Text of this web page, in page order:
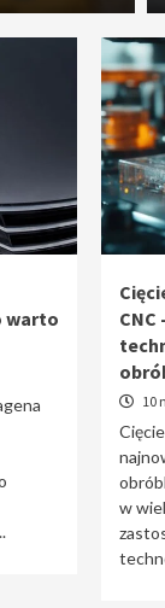
warto
10
w